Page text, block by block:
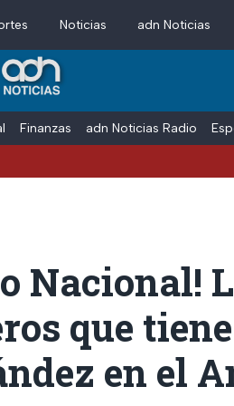
Noticias adn Noticias
Finanzas adn Noticias Radio
Nacional!
que tiene
en el